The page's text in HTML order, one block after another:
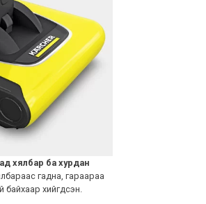
хялбар ба хурдан
гадна, гараараа
хийгдсэн.